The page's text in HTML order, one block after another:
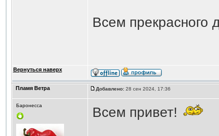
Всем прекрасного
Вернуться наверх
Пламя Ветра Добавлено:28 сен 2024, 17:36
Баронесса Всем привет!